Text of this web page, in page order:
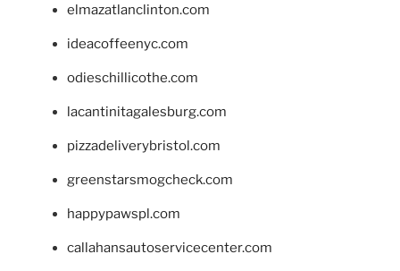
elmazatlanclinton.com
ideacoffeenyc.com
odieschillicothe.com
lacantinitagalesburg.com
pizzadeliverybristol.com
greenstarsmogcheck.com
happypawspl.com
callahansautoservicecenter.com